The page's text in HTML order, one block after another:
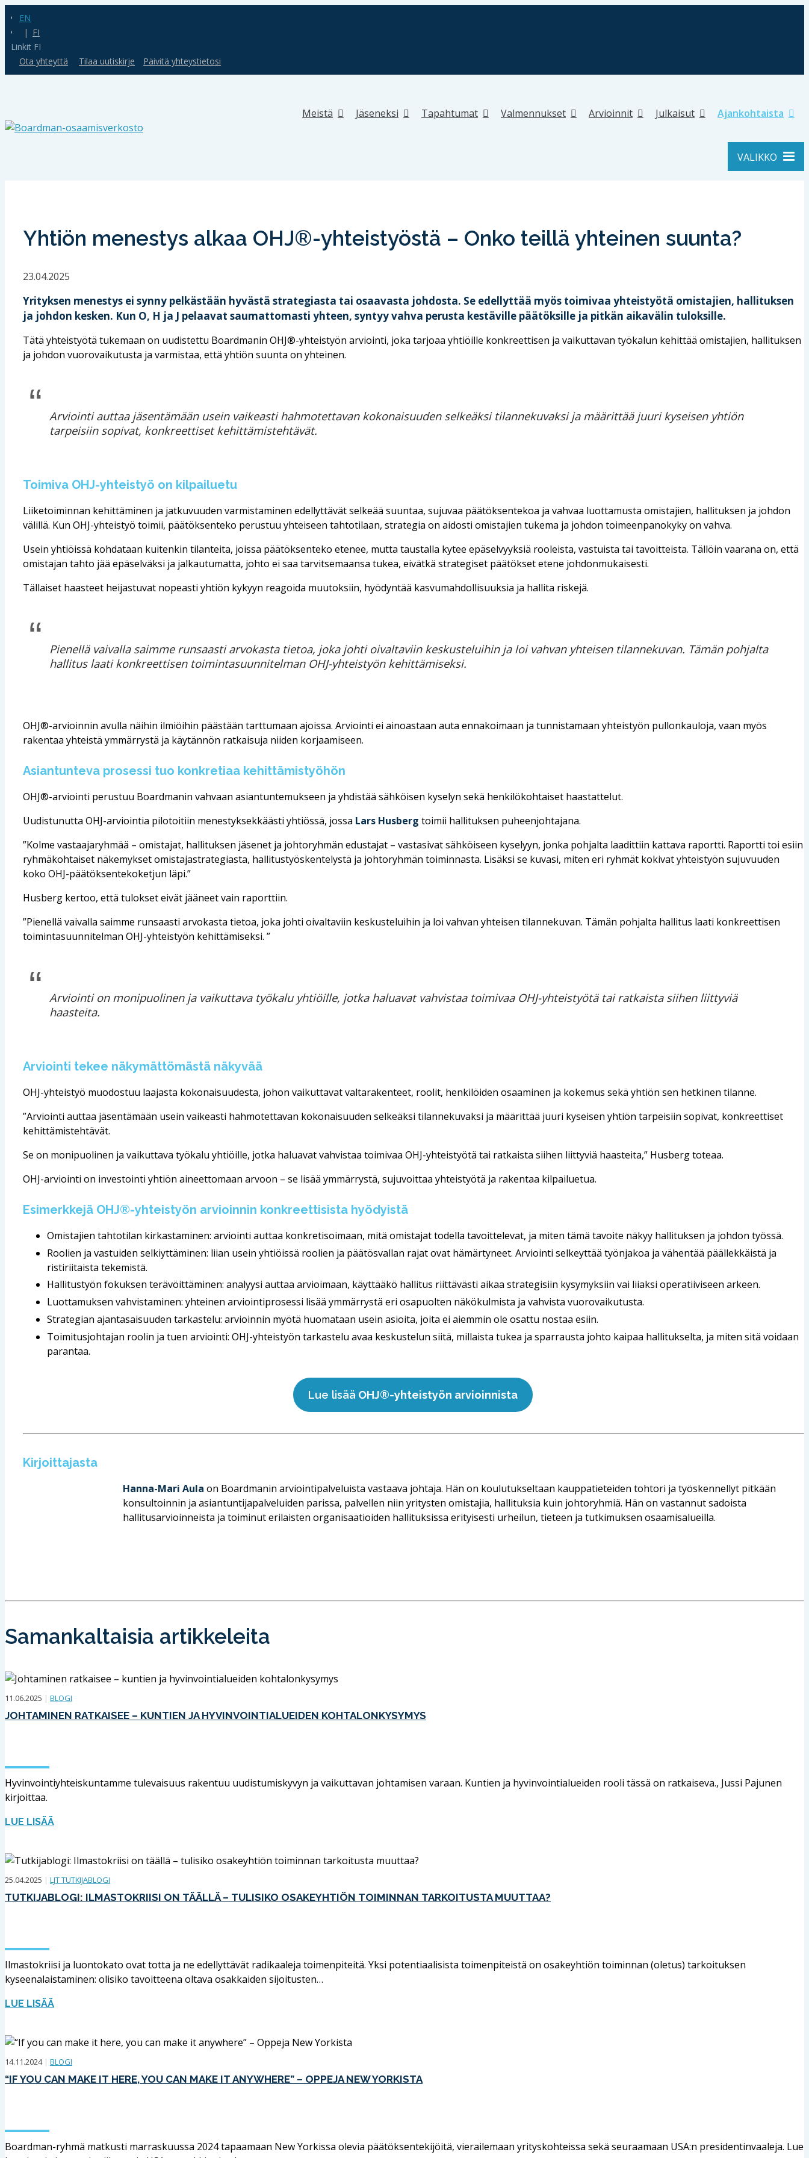
EN
FI
Linkit FI
Ota yhteyttä
Tilaa uutiskirje Päivitä yhteystietosi
Meistä Jäseneksi Tapahtumat Valmennukset Arvioinnit Julkaisut Ajankohtaista
VALIKKO
Yhtiön menestys alkaa OHJ®-yhteistyöstä – Onko teillä yhteinen suunta?
23.04.2025
Yrityksen menestys ei synny pelkästään hyvästä strategiasta tai osaavasta johdosta. Se edellyttää myös toimivaa yhteistyötä omistajien, hallituksen
ja johdon kesken. Kun O, H ja J pelaavat saumattomasti yhteen, syntyy vahva perusta kestäville päätöksille ja pitkän aikavälin tuloksille.
Tätä yhteistyötä tukemaan on uudistettu Boardmanin OHJ®-yhteistyön arviointi, joka tarjoaa yhtiöille konkreettisen ja vaikuttavan työkalun kehittää omistajien, hallituksen
ja johdon vuorovaikutusta ja varmistaa, että yhtiön suunta on yhteinen.
Arviointi auttaa jäsentämään usein vaikeasti hahmotettavan kokonaisuuden selkeäksi tilannekuvaksi ja määrittää juuri kyseisen yhtiön
tarpeisiin sopivat, konkreettiset kehittämistehtävät.
Toimiva OHJ-yhteistyö on kilpailuetu
Liiketoiminnan kehittäminen ja jatkuvuuden varmistaminen edellyttävät selkeää suuntaa, sujuvaa päätöksentekoa ja vahvaa luottamusta omistajien, hallituksen ja johdon
välillä. Kun OHJ-yhteistyö toimii, päätöksenteko perustuu yhteiseen tahtotilaan, strategia on aidosti omistajien tukema ja johdon toimeenpanokyky on vahva.
Usein yhtiöissä kohdataan kuitenkin tilanteita, joissa päätöksenteko etenee, mutta taustalla kytee epäselvyyksiä rooleista, vastuista tai tavoitteista. Tällöin vaarana on, että
omistajan tahto jää epäselväksi ja jalkautumatta, johto ei saa tarvitsemaansa tukea, eivätkä strategiset päätökset etene johdonmukaisesti.
Tällaiset haasteet heijastuvat nopeasti yhtiön kykyyn reagoida muutoksiin, hyödyntää kasvumahdollisuuksia ja hallita riskejä.
Pienellä vaivalla saimme runsaasti arvokasta tietoa, joka johti oivaltaviin keskusteluihin ja loi vahvan yhteisen tilannekuvan. Tämän pohjalta
hallitus laati konkreettisen toimintasuunnitelman OHJ-yhteistyön kehittämiseksi.
OHJ®-arvioinnin avulla näihin ilmiöihin päästään tarttumaan ajoissa. Arviointi ei ainoastaan auta ennakoimaan ja tunnistamaan yhteistyön pullonkauloja, vaan myös
rakentaa yhteistä ymmärrystä ja käytännön ratkaisuja niiden korjaamiseen.
Asiantunteva prosessi tuo konkretiaa kehittämistyöhön
OHJ®-arviointi perustuu Boardmanin vahvaan asiantuntemukseen ja yhdistää sähköisen kyselyn sekä henkilökohtaiset haastattelut.
Uudistunutta OHJ-arviointia pilotoitiin menestyksekkäästi yhtiössä, jossa Lars Husberg toimii hallituksen puheenjohtajana.
”Kolme vastaajaryhmää – omistajat, hallituksen jäsenet ja johtoryhmän edustajat – vastasivat sähköiseen kyselyyn, jonka pohjalta laadittiin kattava raportti. Raportti toi esiin
ryhmäkohtaiset näkemykset omistajastrategiasta, hallitustyöskentelystä ja johtoryhmän toiminnasta. Lisäksi se kuvasi, miten eri ryhmät kokivat yhteistyön sujuvuuden
koko OHJ-päätöksentekoketjun läpi.”
Husberg kertoo, että tulokset eivät jääneet vain raporttiin.
”Pienellä vaivalla saimme runsaasti arvokasta tietoa, joka johti oivaltaviin keskusteluihin ja loi vahvan yhteisen tilannekuvan. Tämän pohjalta hallitus laati konkreettisen
toimintasuunnitelman OHJ-yhteistyön kehittämiseksi. ”
Arviointi on monipuolinen ja vaikuttava työkalu yhtiöille, jotka haluavat vahvistaa toimivaa OHJ-yhteistyötä tai ratkaista siihen liittyviä
haasteita.
Arviointi tekee näkymättömästä näkyvää
OHJ-yhteistyö muodostuu laajasta kokonaisuudesta, johon vaikuttavat valtarakenteet, roolit, henkilöiden osaaminen ja kokemus sekä yhtiön sen hetkinen tilanne.
”Arviointi auttaa jäsentämään usein vaikeasti hahmotettavan kokonaisuuden selkeäksi tilannekuvaksi ja määrittää juuri kyseisen yhtiön tarpeisiin sopivat, konkreettiset
kehittämistehtävät.
Se on monipuolinen ja vaikuttava työkalu yhtiöille, jotka haluavat vahvistaa toimivaa OHJ-yhteistyötä tai ratkaista siihen liittyviä haasteita,” Husberg toteaa.
OHJ-arviointi on investointi yhtiön aineettomaan arvoon – se lisää ymmärrystä, sujuvoittaa yhteistyötä ja rakentaa kilpailuetua.
Esimerkkejä OHJ®-yhteistyön arvioinnin konkreettisista hyödyistä
Omistajien tahtotilan kirkastaminen: arviointi auttaa konkretisoimaan, mitä omistajat todella tavoittelevat, ja miten tämä tavoite näkyy hallituksen ja johdon työssä.
Roolien ja vastuiden selkiyttäminen: liian usein yhtiöissä roolien ja päätösvallan rajat ovat hämärtyneet. Arviointi selkeyttää työnjakoa ja vähentää päällekkäistä ja
ristiriitaista tekemistä.
Hallitustyön fokuksen terävöittäminen: analyysi auttaa arvioimaan, käyttääkö hallitus riittävästi aikaa strategisiin kysymyksiin vai liiaksi operatiiviseen arkeen.
Luottamuksen vahvistaminen: yhteinen arviointiprosessi lisää ymmärrystä eri osapuolten näkökulmista ja vahvista vuorovaikutusta.
Strategian ajantasaisuuden tarkastelu: arvioinnin myötä huomataan usein asioita, joita ei aiemmin ole osattu nostaa esiin.
Toimitusjohtajan roolin ja tuen arviointi: OHJ-yhteistyön tarkastelu avaa keskustelun siitä, millaista tukea ja sparrausta johto kaipaa hallitukselta, ja miten sitä voidaan
parantaa.
Lue lisää OHJ®-yhteistyön arvioinnista
Kirjoittajasta
Hanna-Mari Aula on Boardmanin arviointipalveluista vastaava johtaja. Hän on koulutukseltaan kauppatieteiden tohtori ja työskennellyt pitkään
konsultoinnin ja asiantuntijapalveluiden parissa, palvellen niin yritysten omistajia, hallituksia kuin johtoryhmiä. Hän on vastannut sadoista
hallitusarvioinneista ja toiminut erilaisten organisaatioiden hallituksissa erityisesti urheilun, tieteen ja tutkimuksen osaamisalueilla.
Samankaltaisia artikkeleita
11.06.2025 | BLOGI
JOHTAMINEN RATKAISEE – KUNTIEN JA HYVINVOINTIALUEIDEN KOHTALONKYSYMYS
Hyvinvointiyhteiskuntamme tulevaisuus rakentuu uudistumiskyvyn ja vaikuttavan johtamisen varaan. Kuntien ja hyvinvointialueiden rooli tässä on ratkaiseva., Jussi Pajunen
kirjoittaa.
LUE LISÄÄ
25.04.2025 | LJT TUTKIJABLOGI
TUTKIJABLOGI: ILMASTOKRIISI ON TÄÄLLÄ – TULISIKO OSAKEYHTIÖN TOIMINNAN TARKOITUSTA MUUTTAA?
Ilmastokriisi ja luontokato ovat totta ja ne edellyttävät radikaaleja toimenpiteitä. Yksi potentiaalisista toimenpiteistä on osakeyhtiön toiminnan (oletus) tarkoituksen
kyseenalaistaminen: olisiko tavoitteena oltava osakkaiden sijoitusten…
LUE LISÄÄ
14.11.2024 | BLOGI
“IF YOU CAN MAKE IT HERE, YOU CAN MAKE IT ANYWHERE” – OPPEJA NEW YORKISTA
Boardman-ryhmä matkusti marraskuussa 2024 tapaamaan New Yorkissa olevia päätöksentekijöitä, vierailemaan yrityskohteissa sekä seuraamaan USA:n presidentinvaaleja. Lue